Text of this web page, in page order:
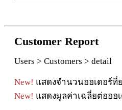
Customer Report
Users > Customers > detail
New! แสดงจํานวนออเดอร์ที่
New! แสดงมูลค่าเฉลี่ยต่อออ